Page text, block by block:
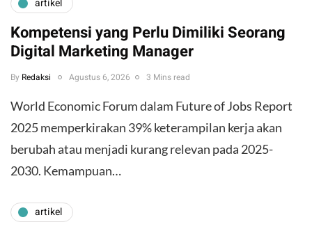
artikel
Kompetensi yang Perlu Dimiliki Seorang
Digital Marketing Manager
By Redaksi Agustus 6, 2026 3 Mins read
World Economic Forum dalam Future of Jobs Report
2025 memperkirakan 39% keterampilan kerja akan
berubah atau menjadi kurang relevan pada 2025-
2030. Kemampuan…
artikel